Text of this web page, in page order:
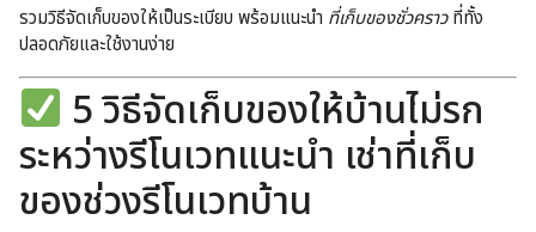
รวมวิธีจัดเก็บของให้เป็นระเบียบ พร้อมแนะนำ ที่เก็บของชั่วคราวที่ทั้ง
ปลอดภัยและใช้งานง่าย
5 วิธีจัดเก็บของให้บ้านไม่รก
ระหว่างรีโนเวทแนะนำ เช่าที่เก็บ
ของช่วงรีโนเวทบ้าน